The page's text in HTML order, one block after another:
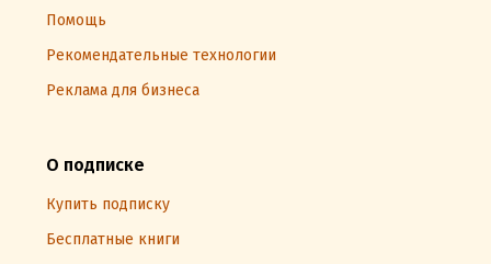
Помощь
Рекомендательные технологии
Реклама для бизнеса
О подписке
Купить подписку
Бесплатные книги